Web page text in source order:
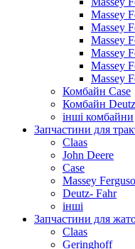
Massey
Massey
Massey
Massey
Massey
Massey
Комбайн Case
Комбайн
інші комбайни
Запчастини для
Claas
John Deere
Case
Massey
Deutz- Fahr
інші
Запчастини для
Claas
Geringhoff